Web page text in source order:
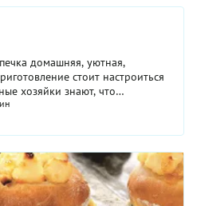
домашняя, уютная,
стоит настроиться
хозяйки знают, что
состояние того, кто
дело в более внимательном
в размеренных движениях рук
но все-таки постарайтесь
ватрушек с творогом
хотя бы просто душевного